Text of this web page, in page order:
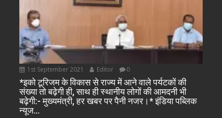
1st September 2021 Editor 0
*इको टूरिजम के विकास से राज्य में आने वाले पर्यटकों की
संख्या तो बढ़ेगी ही, साथ ही स्थानीय लोगों की आमदनी भी
बढ़ेगी:- मुख्यमंत्री, हर खबर पर पैनी नजर।* इंडिया पब्लिक
न्यूज…